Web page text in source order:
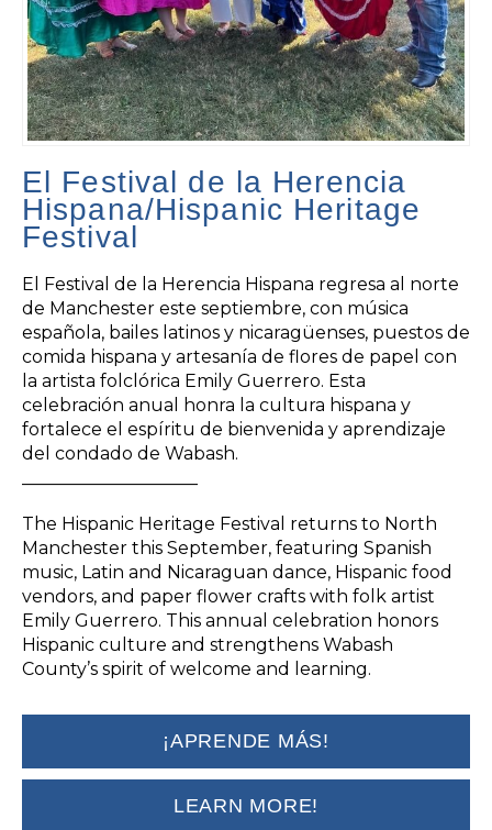
El Festival de la Herencia
Hispana/Hispanic Heritage
Festival
El Festival de la Herencia Hispana regresa al norte
de Manchester este septiembre, con música
española, bailes latinos y nicaragüenses, puestos de
comida hispana y artesanía de flores de papel con
la artista folclórica Emily Guerrero. Esta
celebración anual honra la cultura hispana y
fortalece el espíritu de bienvenida y aprendizaje
del condado de Wabash.
The Hispanic Heritage Festival returns to North
Manchester this September, featuring Spanish
music, Latin and Nicaraguan dance, Hispanic food
vendors, and paper flower crafts with folk artist
Emily Guerrero. This annual celebration honors
Hispanic culture and strengthens Wabash
County’s spirit of welcome and learning.
¡APRENDE MÁS!
LEARN MORE!